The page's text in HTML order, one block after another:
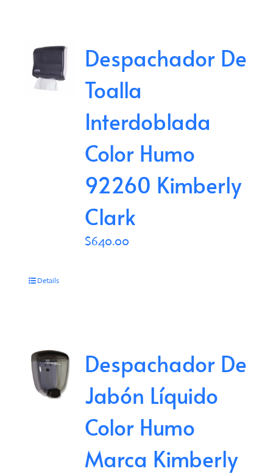
Despachador De
Toalla
Interdoblada
Color Humo
92260 Kimberly
Clark
$640.00
Details
Despachador De
Jabón Líquido
Color Humo
Marca Kimberly